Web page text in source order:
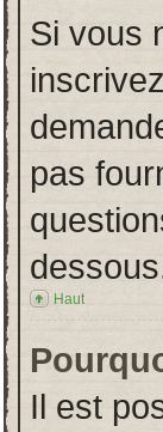
Si vous
pas
Haut
Il est